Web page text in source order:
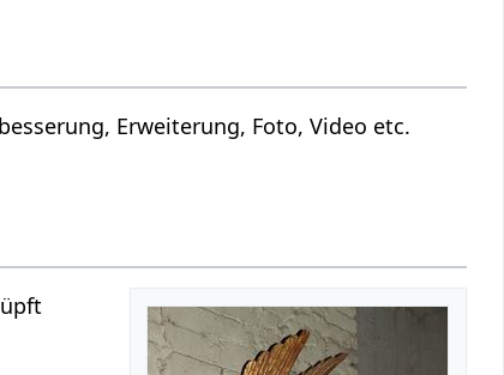
Erweiterung, Foto, Video etc.